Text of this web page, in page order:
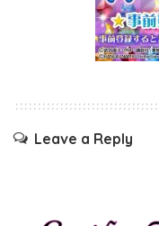
Leave a Reply